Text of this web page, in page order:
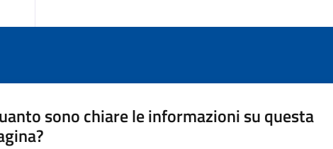
sono chiare le informazioni su questa